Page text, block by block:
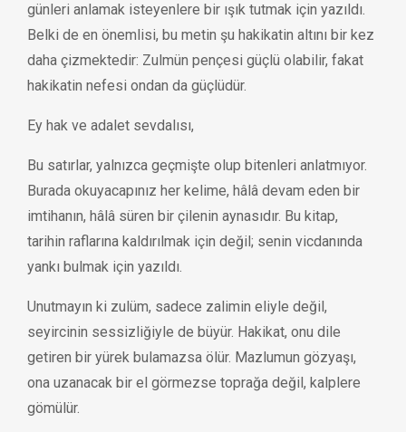
günleri anlamak isteyenlere bir ışık tutmak için yazıldı.
Belki de en önemlisi, bu metin şu hakikatin altını bir kez
daha çizmektedir: Zulmün pençesi güçlü olabilir, fakat
hakikatin nefesi ondan da güçlüdür.
Ey hak ve adalet sevdalısı,
Bu satırlar, yalnızca geçmişte olup bitenleri anlatmıyor.
Burada okuyacapınız her kelime, hâlâ devam eden bir
imtihanın, hâlâ süren bir çilenin aynasıdır. Bu kitap,
tarihin raflarına kaldırılmak için değil; senin vicdanında
yankı bulmak için yazıldı.
Unutmayın ki zulüm, sadece zalimin eliyle değil,
seyircinin sessizliğiyle de büyür. Hakikat, onu dile
getiren bir yürek bulamazsa ölür. Mazlumun gözyaşı,
ona uzanacak bir el görmezse toprağa değil, kalplere
gömülür.